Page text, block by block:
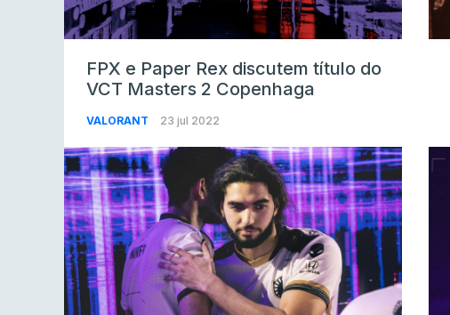
FPX e Paper Rex discutem título do
VCT Masters 2 Copenhaga
VALORANT 23 jul 2022